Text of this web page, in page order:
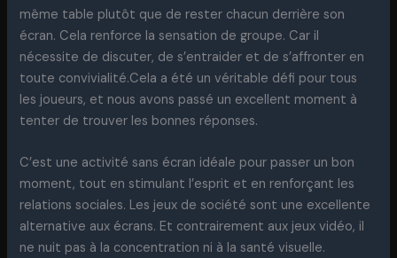
même table plutôt que de rester chacun derrière son
écran. Cela renforce la sensation de groupe. Car il
nécessite de discuter, de s’entraider et de s’affronter en
toute convivialité.Cela a été un véritable défi pour tous
les joueurs, et nous avons passé un excellent moment à
tenter de trouver les bonnes réponses.
C’est une activité sans écran idéale pour passer un bon
moment, tout en stimulant l’esprit et en renforçant les
relations sociales. Les jeux de société sont une excellente
alternative aux écrans. Et contrairement aux jeux vidéo, il
ne nuit pas à la concentration ni à la santé visuelle.